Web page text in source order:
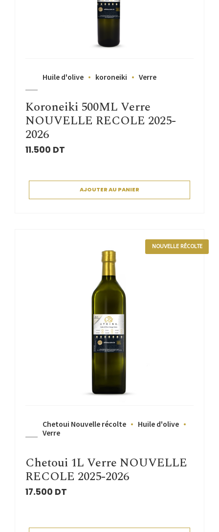
Huile d'olive koroneiki Verre
Koroneiki 500ML Verre
NOUVELLE RECOLE 2025-
2026
11.500 DT
AJOUTER AU PANIER
NOUVELLE RÉCOLTE
Chetoui Nouvelle récolte
Huile d'olive
Verre
Chetoui 1L Verre NOUVELLE
RECOLE 2025-2026
17.500 DT